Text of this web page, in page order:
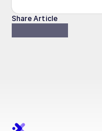
Share Article